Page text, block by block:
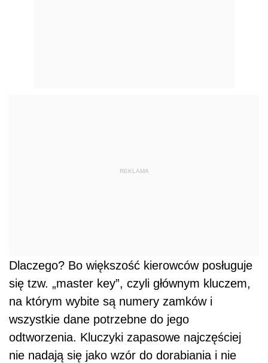
REKLAMA
Dlaczego? Bo większość kierowców posługuje
się tzw. „master key”, czyli głównym kluczem,
na którym wybite są numery zamków i
wszystkie dane potrzebne do jego
odtworzenia. Kluczyki zapasowe najczęściej
nie nadają się jako wzór do dorabiania i nie